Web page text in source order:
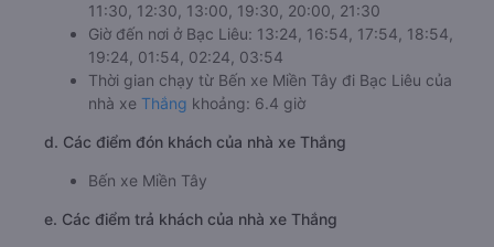
11:30, 12:30, 13:00, 19:30, 20:00, 21:30
Giờ đến nơi ở Bạc Liêu: 13:24, 16:54, 17:54, 18:54,
19:24, 01:54, 02:24, 03:54
Thời gian chạy từ Bến xe Miền Tây đi Bạc Liêu của
nhà xe Thắng khoảng: 6.4 giờ
d. Các điểm đón khách của nhà xe Thắng
Bến xe Miền Tây
e. Các điểm trả khách của nhà xe Thắng